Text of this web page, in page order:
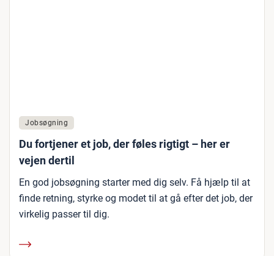
Jobsøgning
Du fortjener et job, der føles rigtigt – her er
vejen dertil
En god jobsøgning starter med dig selv. Få hjælp til at
finde retning, styrke og modet til at gå efter det job, der
virkelig passer til dig.